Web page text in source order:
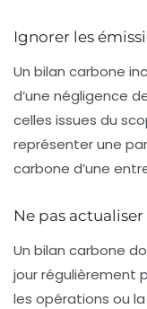
Ignorer les
Un bilan carbone
d’une négligence
celles issues du
représenter une
carbone d’une
Ne pas
Un bilan carbone
jour régulièrement
les opérations ou